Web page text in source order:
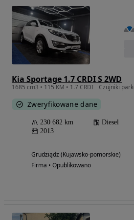
Kia Sportage 1.7 CRDI S 2WD
1685 cm3 • 115 KM • 1.7 CRDI _ Czujniki
Zweryfikowane dane
230 682 km Diesel
2013
Grudziądz (Kujawsko-pomorskie)
Firma • Opublikowano